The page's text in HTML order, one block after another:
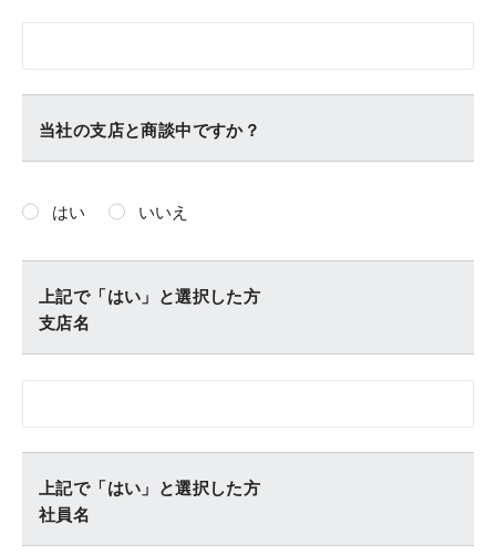
当社の支店と商談中ですか？
はい いいえ
上記で「はい」と選択した方
支店名
上記で「はい」と選択した方
社員名